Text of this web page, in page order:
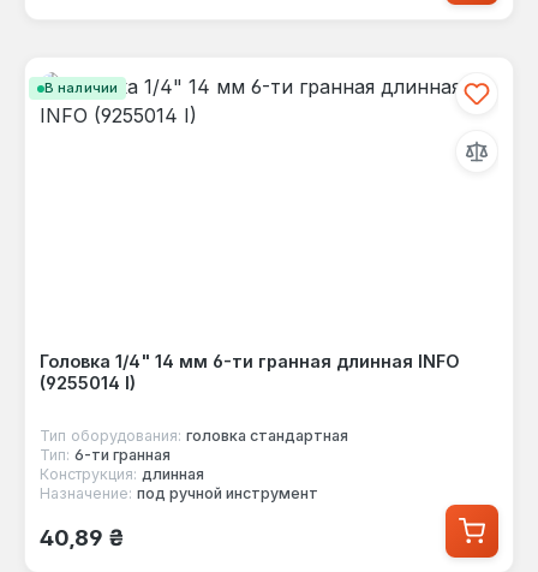
В наличии
Головка 1/4" 14 мм 6-ти гранная длинная INFO
(9255014 I)
Тип оборудования: головка стандартная
Тип: 6-ти гранная
Конструкция: длинная
Назначение: под ручной инструмент
Обычная цена:
40,89 ₴